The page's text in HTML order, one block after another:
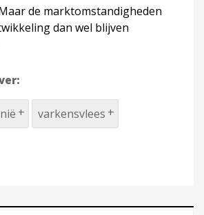
de marktomstandigheden
dan wel blijven
varkensvlees